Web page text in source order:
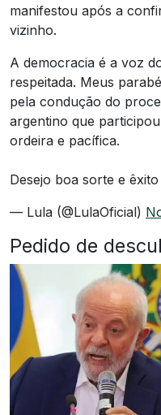
manifestou após a
vizinho.
A democracia é a voz
respeitada. Meus
pela condução do
argentino que
ordeira e pacífica.
Desejo boa sorte e
— Lula (@LulaOficial)
Pedido de